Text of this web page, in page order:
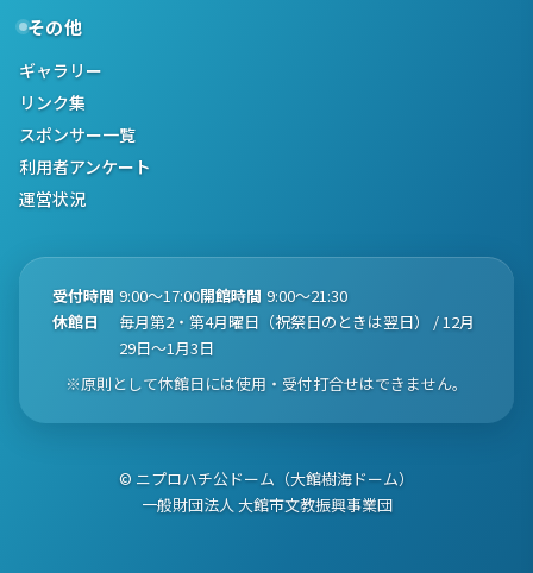
その他
ギャラリー
リンク集
スポンサー一覧
利用者アンケート
運営状況
受付時間 9:00〜17:00開館時間 9:00〜21:30
休館日
毎月第2・第4月曜日（祝祭日のときは翌日） / 12月
29日〜1月3日
※原則として休館日には使用・受付打合せはできません。
© ニプロハチ公ドーム（大館樹海ドーム）
一般財団法人 大館市文教振興事業団